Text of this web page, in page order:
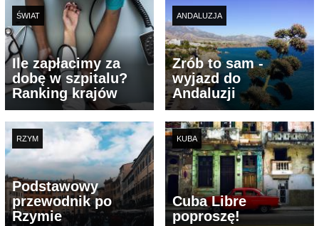
ŚWIAT
Ile zapłacimy za
dobę w szpitalu?
Ranking krajów
ANDALUZJA
Zrób to sam -
wyjazd do
Andaluzji
RZYM
Podstawowy
przewodnik po
Rzymie
KUBA
Cuba Libre
poproszę!